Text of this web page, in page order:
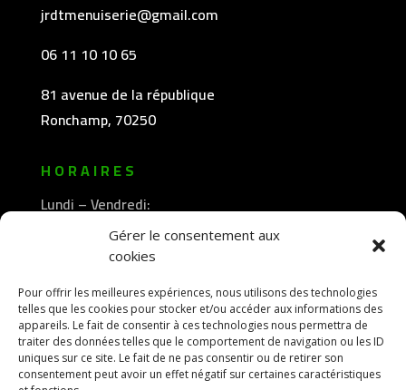
Gérer le consentement aux
cookies
Pour offrir les meilleures expériences, nous utilisons des technologies
telles que les cookies pour stocker et/ou accéder aux informations des
appareils. Le fait de consentir à ces technologies nous permettra de
traiter des données telles que le comportement de navigation ou les ID
uniques sur ce site. Le fait de ne pas consentir ou de retirer son
consentement peut avoir un effet négatif sur certaines caractéristiques
jrdtmenuiserie@gmail.com
06 11 10 10 65
81 avenue de la république
Ronchamp, 70250
HORAIRES
Lundi – Vendredi:
8h30 -12h00
—————-
13h30 -18h00